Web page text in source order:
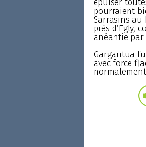
épuiser
pourraient
Sarrasins au
près d’Egly,
anéantie par
Gargantua
avec force